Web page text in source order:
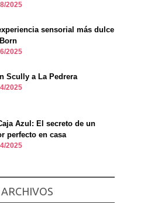
2025
sensorial más dulce
2025
Scully a La Pedrera
2025
Azul: El secreto de un
perfecto en casa
2025
ARCHIVOS